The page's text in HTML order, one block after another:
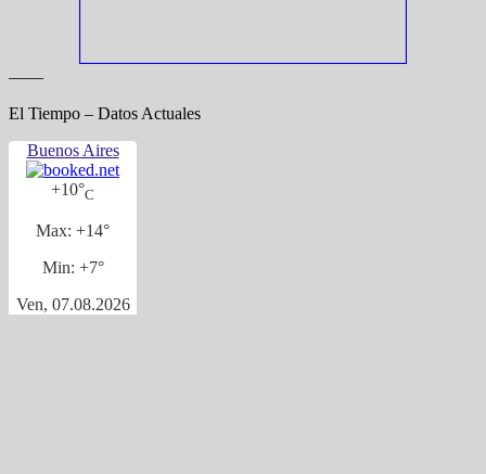
——
El Tiempo – Datos Actuales
Buenos Aires
+10°C
Max: +14°
Min: +7°
Ven, 07.08.2026